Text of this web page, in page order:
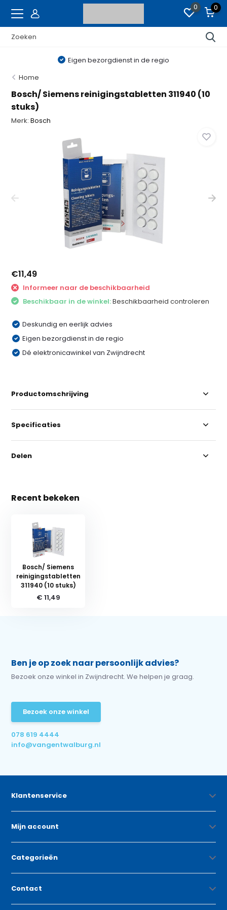
0 0
Eigen bezorgdienst in de regio
Home
Bosch/ Siemens reinigingstabletten 311940 (10
stuks)
Merk:Bosch
€11,49
Informeer naar de beschikbaarheid
Beschikbaar in de winkel:Beschikbaarheid controleren
Deskundig en eerlijk advies
Eigen bezorgdienst in de regio
Dé elektronicawinkel van Zwijndrecht
Productomschrijving
Specificaties
Delen
Recent bekeken
Bosch/ Siemens
reinigingstabletten
311940 (10 stuks)
€ 11,49
Ben je op zoek naar persoonlijk advies?
Bezoek onze winkel in Zwijndrecht. We helpen je graag.
Bezoek onze winkel
078 619 4444
info@vangentwalburg.nl
Klantenservice
Mijn account
Categorieën
Contact